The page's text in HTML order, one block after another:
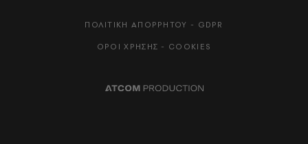
ΠΟΛΙΤΙΚΗ ΑΠΟΡΡΗΤΟΥ - GDPR
ΟΡΟΙ ΧΡΗΣΗΣ - COOKIES